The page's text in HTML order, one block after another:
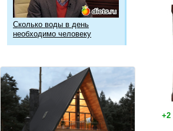
+2
Сколько воды в день
необходимо человеку